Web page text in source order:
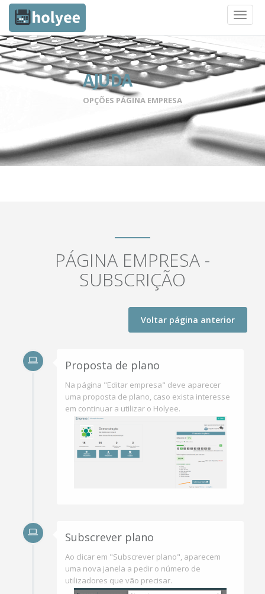
AJUDA
OPÇÕES PÁGINA EMPRESA
PÁGINA EMPRESA -
SUBSCRIÇÃO
Voltar página anterior
Proposta de plano
Na página "Editar empresa" deve aparecer
uma proposta de plano, caso exista interesse
em continuar a utilizar o Holyee.
Subscrever plano
Ao clicar em "Subscrever plano", aparecem
uma nova janela a pedir o número de
utilizadores que vão precisar.